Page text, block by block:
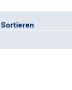
Sortieren